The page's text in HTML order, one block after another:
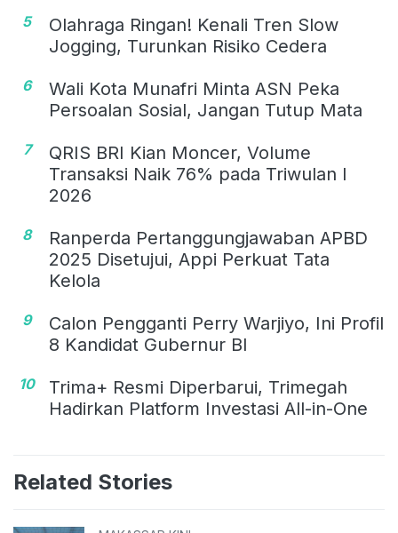
5
Olahraga Ringan! Kenali Tren Slow
Jogging, Turunkan Risiko Cedera
6
Wali Kota Munafri Minta ASN Peka
Persoalan Sosial, Jangan Tutup Mata
7
QRIS BRI Kian Moncer, Volume
Transaksi Naik 76% pada Triwulan I
2026
8
Ranperda Pertanggungjawaban APBD
2025 Disetujui, Appi Perkuat Tata
Kelola
9
Calon Pengganti Perry Warjiyo, Ini Profil
8 Kandidat Gubernur BI
10
Trima+ Resmi Diperbarui, Trimegah
Hadirkan Platform Investasi All-in-One
Related Stories